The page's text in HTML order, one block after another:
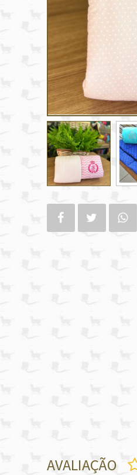
AVALIAÇÃO